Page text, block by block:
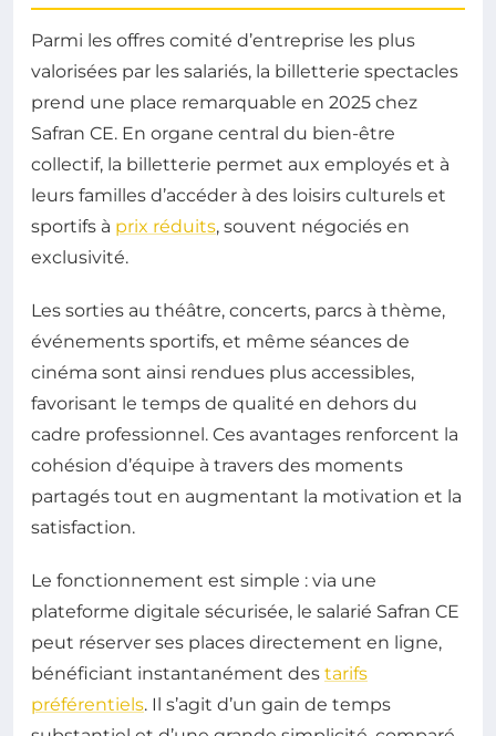
Parmi les offres comité d’entreprise les plus
valorisées par les salariés, la billetterie spectacles
prend une place remarquable en 2025 chez
Safran CE. En organe central du bien-être
collectif, la billetterie permet aux employés et à
leurs familles d’accéder à des loisirs culturels et
sportifs à prix réduits, souvent négociés en
exclusivité.
Les sorties au théâtre, concerts, parcs à thème,
événements sportifs, et même séances de
cinéma sont ainsi rendues plus accessibles,
favorisant le temps de qualité en dehors du
cadre professionnel. Ces avantages renforcent la
cohésion d’équipe à travers des moments
partagés tout en augmentant la motivation et la
satisfaction.
Le fonctionnement est simple : via une
plateforme digitale sécurisée, le salarié Safran CE
peut réserver ses places directement en ligne,
bénéficiant instantanément des tarifs
préférentiels. Il s’agit d’un gain de temps